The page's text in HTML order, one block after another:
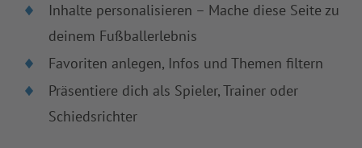
Inhalte personalisieren – Mache diese Seite zu
deinem Fußballerlebnis
Favoriten anlegen, Infos und Themen filtern
Präsentiere dich als Spieler, Trainer oder
Schiedsrichter